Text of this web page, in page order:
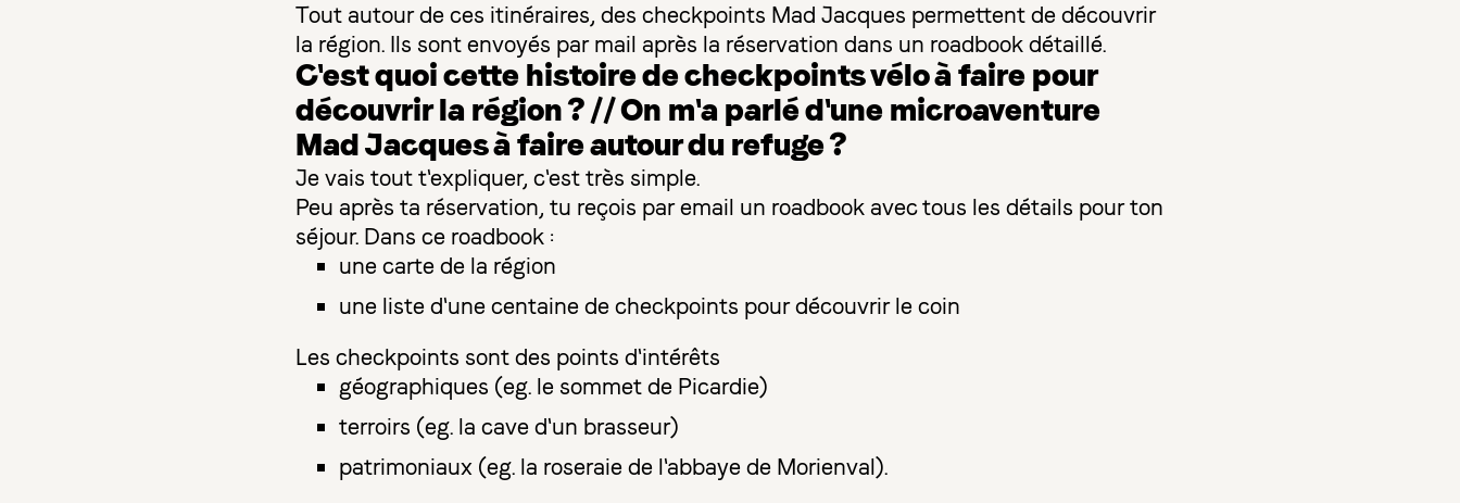
Tout autour de ces itinéraires, des checkpoints Mad Jacques permettent de découvrir
la région. Ils sont envoyés par mail après la réservation dans un roadbook détaillé.
C'est quoi cette histoire de checkpoints vélo à faire pour
découvrir la région ? // On m'a parlé d'une microaventure
Mad Jacques à faire autour du refuge ?
Je vais tout t'expliquer, c'est très simple.
Peu après ta réservation, tu reçois par email un roadbook avec tous les détails pour ton
séjour. Dans ce roadbook :
une carte de la région
une liste d'une centaine de checkpoints pour découvrir le coin
Les checkpoints sont des points d'intérêts
géographiques (eg. le sommet de Picardie)
terroirs (eg. la cave d'un brasseur)
patrimoniaux (eg. la roseraie de l'abbaye de Morienval).